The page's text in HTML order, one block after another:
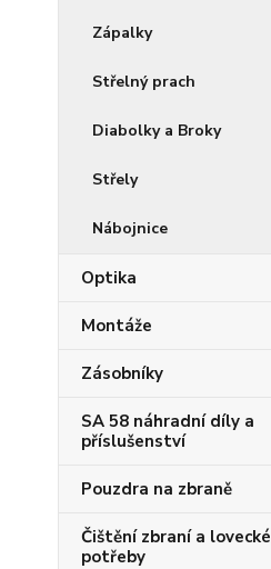
Zápalky
Střelný prach
Diabolky a Broky
Střely
Nábojnice
Optika
Montáže
Zásobníky
SA 58 náhradní díly a
příslušenství
Pouzdra na zbraně
Čištění zbraní a lovecké
potřeby